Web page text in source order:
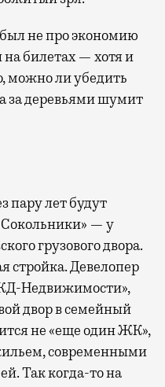
не про экономию
на билетах — хотя и
можно ли убедить
за деревьями шумит
пару лет будут
— у
грузового двора.
стройка. Девелопер
Недвижимости»,
двор в семейный
не «еще один ЖК»,
современными
Так когда-то на